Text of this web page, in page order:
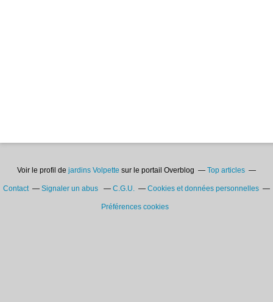
Voir le profil de jardins Volpette sur le portail Overblog Top articles
Contact Signaler un abus C.G.U. Cookies et données personnelles
Préférences cookies